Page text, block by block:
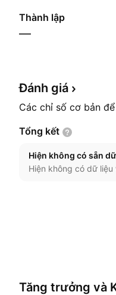
Thành lập
—
Đánh giá
Các chỉ số cơ bản
Tổng kết
Hiện không có sẵn
Hiện không có dữ
Tăng trưởng và